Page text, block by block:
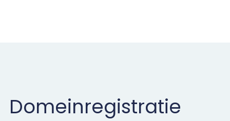
Domeinregistratie